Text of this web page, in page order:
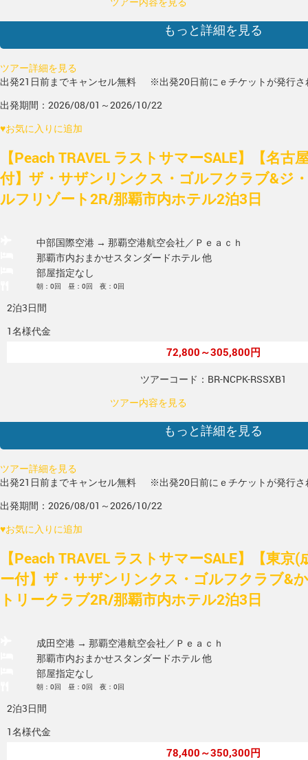
もっと詳細を見る
ツアー詳細を見る
出発21日前までキャンセル無料
※出発20日前にｅチケットが発行さ
出発期間：2026/08/01～2026/10/22
♥お気に入りに追加
【Peach TRAVEL ラストサマーSALE】【名古
付】ザ・サザンリンクス・ゴルフクラブ&ジ
ルフリゾート2R/那覇市内ホテル2泊3日
中部国際空港 → 那覇空港航空会社／Ｐｅａｃｈ
那覇市内おまかせスタンダードホテル 他
部屋指定なし
朝：0回 昼：0回 夜：0回
2泊3日間
1名様代金
72,800～305,800円
ツアーコード：BR-NCPK-RSSXB1
ツアー内容を見る
もっと詳細を見る
ツアー詳細を見る
出発21日前までキャンセル無料
※出発20日前にｅチケットが発行さ
出発期間：2026/08/01～2026/10/22
♥お気に入りに追加
【Peach TRAVEL ラストサマーSALE】【東
ー付】ザ・サザンリンクス・ゴルフクラブ&
トリークラブ2R/那覇市内ホテル2泊3日
成田空港 → 那覇空港航空会社／Ｐｅａｃｈ
那覇市内おまかせスタンダードホテル 他
部屋指定なし
朝：0回 昼：0回 夜：0回
2泊3日間
1名様代金
78,400～350,300円